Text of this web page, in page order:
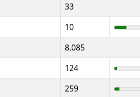
33
10
8,085
124
259